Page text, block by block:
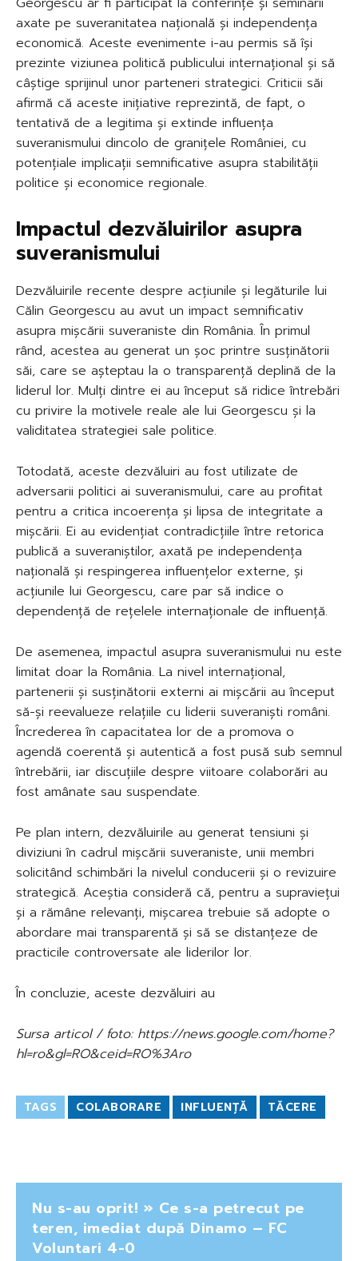
axate pe suveranitatea națională și independența
economică. Aceste evenimente i-au permis să își
prezinte viziunea politică publicului internațional și să
câștige sprijinul unor parteneri strategici. Criticii săi
afirmă că aceste inițiative reprezintă, de fapt, o
tentativă de a legitima și extinde influența
suveranismului dincolo de granițele României, cu
potențiale implicații semnificative asupra stabilității
politice și economice regionale.
Impactul dezvăluirilor asupra
suveranismului
Dezvăluirile recente despre acțiunile și legăturile lui
Călin Georgescu au avut un impact semnificativ
asupra mișcării suveraniste din România. În primul
rând, acestea au generat un șoc printre susținătorii
săi, care se așteptau la o transparență deplină de la
liderul lor. Mulți dintre ei au început să ridice întrebări
cu privire la motivele reale ale lui Georgescu și la
validitatea strategiei sale politice.
Totodată, aceste dezvăluiri au fost utilizate de
adversarii politici ai suveranismului, care au profitat
pentru a critica incoerența și lipsa de integritate a
mișcării. Ei au evidențiat contradicțiile între retorica
publică a suveraniștilor, axată pe independența
națională și respingerea influențelor externe, și
acțiunile lui Georgescu, care par să indice o
dependență de rețelele internaționale de influență.
De asemenea, impactul asupra suveranismului nu este
limitat doar la România. La nivel internațional,
partenerii și susținătorii externi ai mișcării au început
să-și reevalueze relațiile cu liderii suveraniști români.
Încrederea în capacitatea lor de a promova o
agendă coerentă și autentică a fost pusă sub semnul
întrebării, iar discuțiile despre viitoare colaborări au
fost amânate sau suspendate.
Pe plan intern, dezvăluirile au generat tensiuni și
diviziuni în cadrul mișcării suveraniste, unii membri
solicitând schimbări la nivelul conducerii și o revizuire
strategică. Aceștia consideră că, pentru a supraviețui
și a rămâne relevanți, mișcarea trebuie să adopte o
abordare mai transparentă și să se distanțeze de
practicile controversate ale liderilor lor.
În concluzie, aceste dezvăluiri au
Sursa articol / foto: https://news.google.com/home?
hl=ro&gl=RO&ceid=RO%3Aro
TAGS COLABORARE INFLUENȚĂ TĂCERE
Nu s-au oprit! » Ce s-a petrecut pe
teren, imediat după Dinamo – FC
Voluntari 4-0